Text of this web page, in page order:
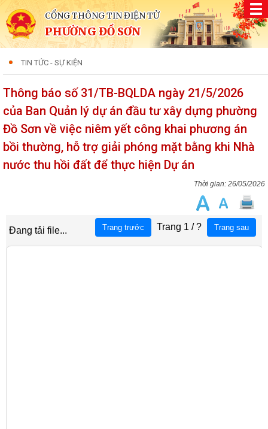
CỔNG THÔNG TIN ĐIỆN TỬ
PHƯỜNG ĐỒ SƠN
TIN TỨC - SỰ KIỆN
Thông báo số 31/TB-BQLDA ngày 21/5/2026
của Ban Quản lý dự án đầu tư xây dựng phường
Đồ Sơn về việc niêm yết công khai phương án
bồi thường, hỗ trợ giải phóng mặt bằng khi Nhà
nước thu hồi đất để thực hiện Dự án
26/05/2026